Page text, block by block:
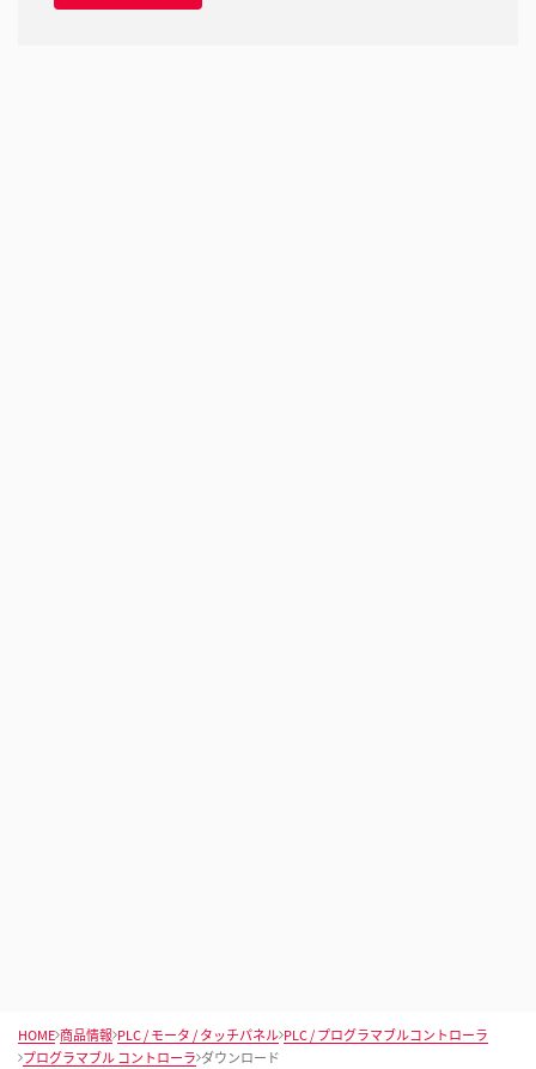
HOME 商品情報 PLC / モータ / タッチパネル PLC / プログラマブルコントローラ
プログラマブル コントローラ ダウンロード